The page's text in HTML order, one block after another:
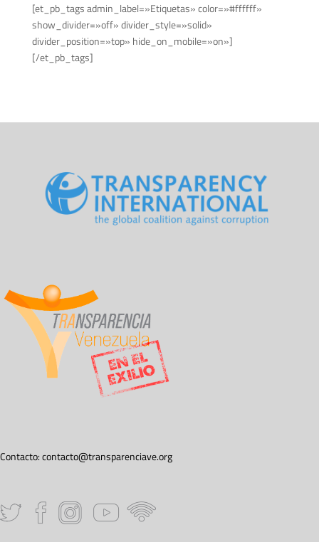
[et_pb_tags admin_label=»Etiquetas» color=»#ffffff»
show_divider=»off» divider_style=»solid»
divider_position=»top» hide_on_mobile=»on»]
[/et_pb_tags]
Contacto:contacto@transparenciave.org